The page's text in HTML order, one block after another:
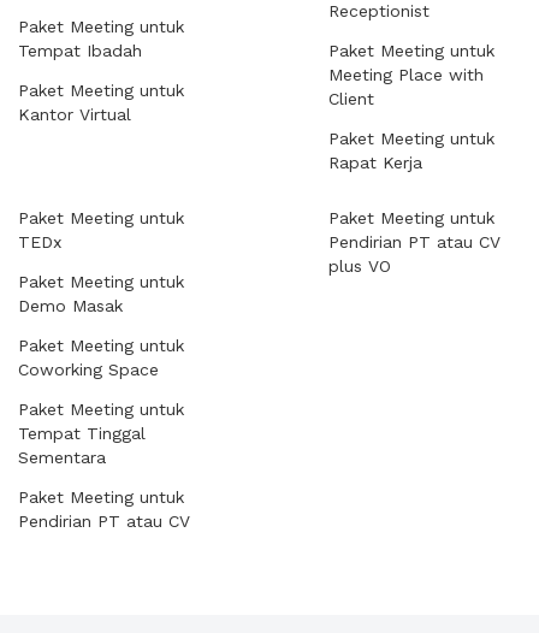
Paket Meeting untuk
Tempat Ibadah
Paket Meeting untuk
Kantor Virtual
Receptionist
Paket Meeting untuk
Meeting Place with
Client
Paket Meeting untuk
Rapat Kerja
Paket Meeting untuk
TEDx
Paket Meeting untuk
Demo Masak
Paket Meeting untuk
Coworking Space
Paket Meeting untuk
Tempat Tinggal
Sementara
Paket Meeting untuk
Pendirian PT atau CV
Paket Meeting untuk
Pendirian PT atau CV
plus VO